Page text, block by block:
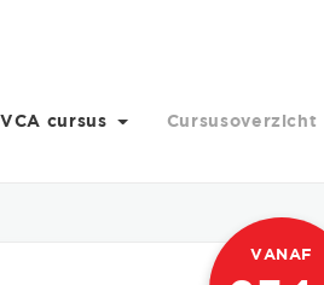
VCA cursus Cursusoverzicht
VANAF